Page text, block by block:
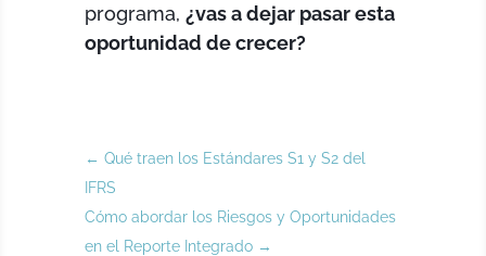
programa,¿vas a dejar pasar esta
oportunidad de crecer?
←Qué traen los Estándares S1 y S2 del
IFRS
Cómo abordar los Riesgos y Oportunidades
en el Reporte Integrado →